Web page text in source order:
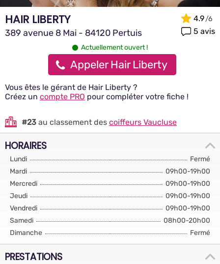
HAIR LIBERTY
389 avenue 8 Mai - 84120 Pertuis
4.9
5 avis
Actuellement ouvert !
Appeler Hair Liberty
Vous êtes le gérant de Hair Liberty ?
Créez un compte PRO pour compléter votre fiche !
#23 au classement des coiffeurs Vaucluse
HORAIRES
Lundi
Fermé
Mardi
09h00-19h00
Mercredi
09h00-19h00
Jeudi
09h00-19h00
Vendredi
09h00-19h00
Samedi
08h00-20h00
Dimanche
Fermé
PRESTATIONS